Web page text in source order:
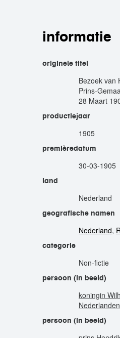
informatie
originele titel
Bezoek van
Prins-
28 Maart
productiejaar
1905
premièredatum
30-03-1905
land
Nederland
geografische namen
Nederland,
categorie
Non-fictie
persoon (in beeld)
koningin
Nederlanden
persoon (in beeld)